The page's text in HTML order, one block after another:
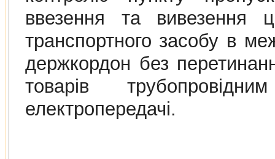
ввезення та вивезення
транспортного засобу в
держкордон без
товарiв
електропередачi.